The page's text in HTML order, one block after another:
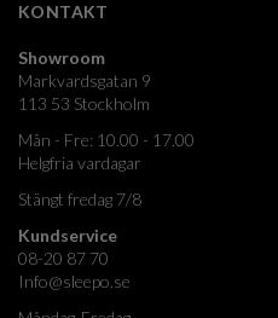
KONTAKT
Showroom
Markvardsgatan 9
113 53 Stockholm
Mån - Fre: 10.00 - 17.00
Helgfria vardagar
Stängt fredag 7/8
Kundservice
08-20 87 70
Info@sleepo.se